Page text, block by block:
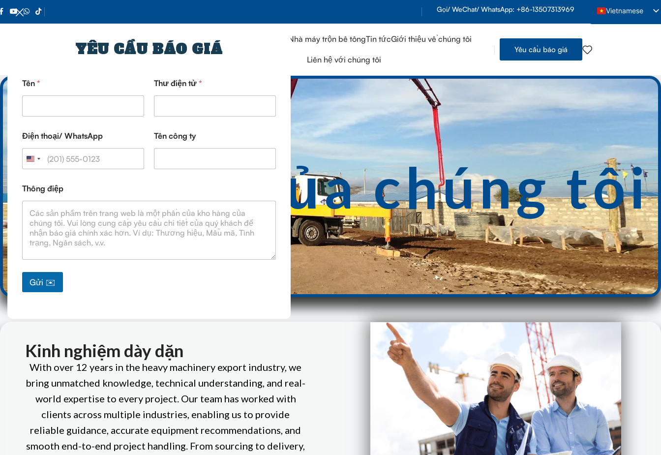
YÊU CẦU BÁO GIÁ
Tên * Thư điện tử *
Điện thoại/ WhatsApp Tên công ty
ô
n
a
e
Thông điệp
Gửi ✉️
Gọi/ WeChat/ WhatsApp: +86-13507313969
Vietnamese
English
Spanish
Indonesian
Thai
Hindi
Bengali
Urdu
Tamil
Trang chủ Nhà máy trộn bê tôngTin tứcGiới thiệu về chúng tôi
Liên hệ với chúng tôi
Yêu cầu báo giá
Dịch vụ của chúng tôi
Kinh nghiệm dày dặn
With over 12 years in the heavy machinery export industry, we
bring unmatched knowledge, technical understanding, and real-
world expertise to every project. Our team has worked with
clients across multiple industries, enabling us to provide
reliable guidance, accurate equipment recommendations, and
smooth end-to-end project handling. From sourcing to delivery,